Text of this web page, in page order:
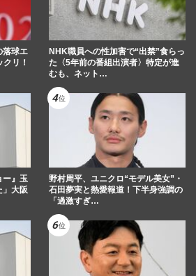
落球エ
リ！
NHK職員への性加害で“出禁”食らっ
た〈5年前の番組出演者〉特定が進
むも、ネット…
ー』玉
」大阪
野村周平、ユニクロ“モデル美女”・
石田夢実と熱愛報道！下半身強調の
「過激すぎ…